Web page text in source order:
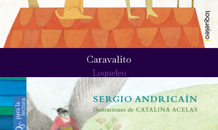
Caravalito
Loqueleo